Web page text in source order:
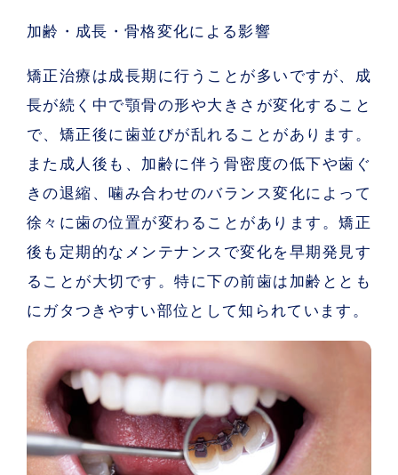
加齢・成長・骨格変化による影響
矯正治療は成長期に行うことが多いですが、成
長が続く中で顎骨の形や大きさが変化すること
で、矯正後に歯並びが乱れることがあります。
また成人後も、加齢に伴う骨密度の低下や歯ぐ
きの退縮、噛み合わせのバランス変化によって
徐々に歯の位置が変わることがあります。矯正
後も定期的なメンテナンスで変化を早期発見す
る ことが大切です。特に下の前歯は加齢ととも
にガタつきやすい部位として知られています。